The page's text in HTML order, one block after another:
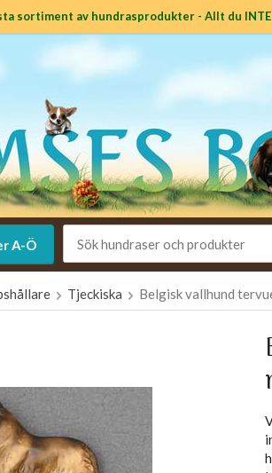
sortiment av hundrasprodukter - Allt du
A-Ö
Tjeckiska Belgisk vallhund